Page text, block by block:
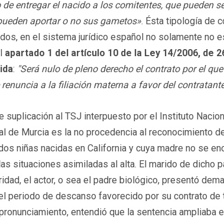
entregar el nacido a los comitentes, que pueden
aportar o no sus gametos». Ésta tipología de
en el sistema jurídico español no solamente no
apartado 1 del artículo 10 de la Ley 14/2006, de
: "Será nulo de pleno derecho el contrato por el
a la filiación materna a favor del
suplicación al TSJ interpuesto por el Instituto
de Murcia es la no procedencia al reconocimiento
niñas nacidas en California y cuya madre no se
situaciones asimiladas al alta. El marido de dicho
el actor, o sea el padre biológico, presentó
periodo de descanso favorecido por su contrato de
entendió que la sentencia ampliaba